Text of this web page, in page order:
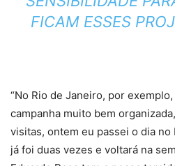
FICAM ESSES
“No Rio de Janeiro, por
campanha muito bem
visitas, ontem eu passei o dia no
já foi duas vezes e voltará na